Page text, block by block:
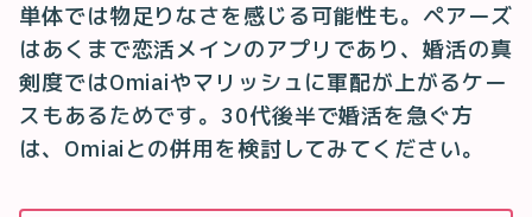
単体では物足りなさを感じる可能性も。ペアーズ
はあくまで恋活メインのアプリであり、婚活の真
剣度ではOmiaiやマリッシュに軍配が上がるケー
スもあるためです。30代後半で婚活を急ぐ方
は、Omiaiとの併用を検討してみてください。